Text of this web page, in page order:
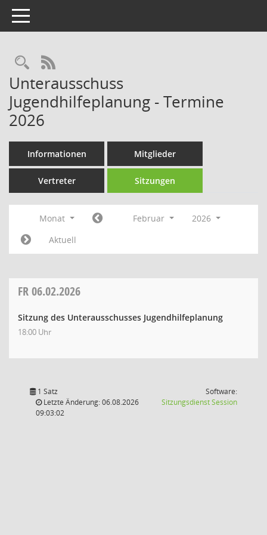
Toggle navigation
Rechercheauswahl
RSS-Feed
Unterausschuss
Jugendhilfeplanung - Termine
2026
Informationen Mitglieder
Vertreter Sitzungen
Monat Februar
2026
Aktuell
FR06.02.2026
Sitzung des Unterausschusses Jugendhilfeplanung
18:00 Uhr
1 Satz
Letzte Änderung: 06.08.2026
09:03:02
Software:
SitzungsdienstSession(Wird in